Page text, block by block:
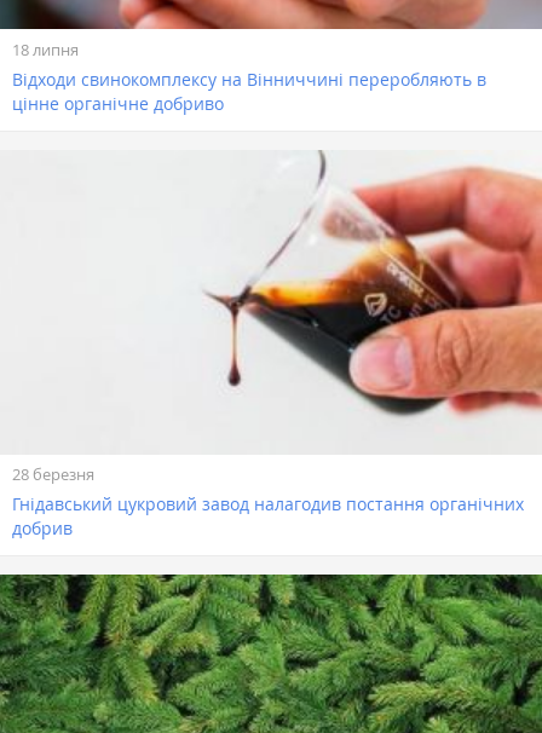
18 липня
Відходи свинокомплексу на Вінниччині переробляють в
цінне органічне добриво
28 березня
Гнідавський цукровий завод налагодив постання органічних
добрив